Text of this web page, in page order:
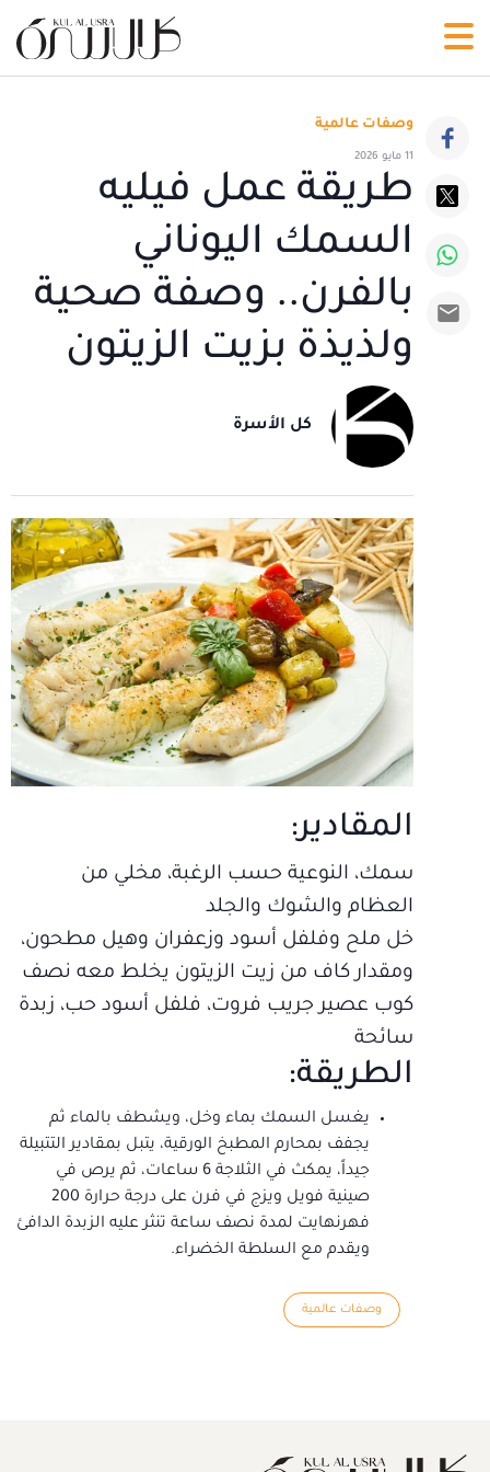
وصفات عالمية
11 مايو 2026
طريقة عمل فيليه
السمك اليوناني
بالفرن.. وصفة صحية
ولذيذة بزيت الزيتون
كل الأسرة
المقادير:
سمك، النوعية حسب الرغبة، مخلي من
العظام والشوك والجلد
خل ملح وفلفل أسود وزعفران وهيل مطحون،
ومقدار كاف من زيت الزيتون يخلط معه نصف
كوب عصير جريب فروت، فلفل أسود حب، زبدة
سائحة
الطريقة:
يغسل السمك بماء وخل، ويشطف بالماء ثم
يجفف بمحارم المطبخ الورقية، يتبل بمقادير التتبيلة
جيداً، يمكث في الثلاجة 6 ساعات، ثم يرص في
صينية فويل ويزج في فرن على درجة حرارة 200
فهرنهايت لمدة نصف ساعة تنثر عليه الزبدة الدافئ
ويقدم مع السلطة الخضراء.
وصفات عالمية